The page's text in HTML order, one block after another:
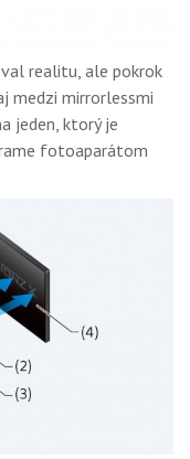
realitu, ale pokrok
medzi mirrorlessmi
jeden, ktorý je
fotoaparátom